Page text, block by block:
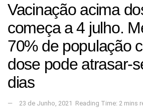
Vacinação acima
começa a 4 julho.
70% de população
dose pode atrasar-
dias
23 de Junho, 2021 Reading Time: 2 mins